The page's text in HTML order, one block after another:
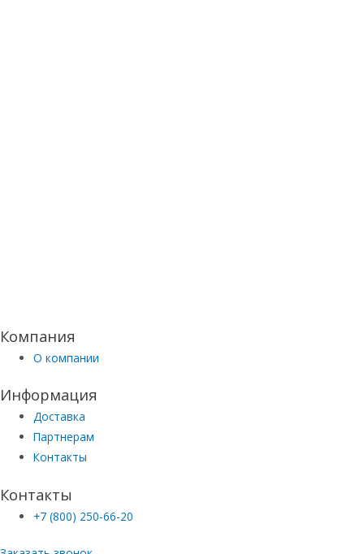
Компания
О компании
Информация
Доставка
Партнерам
Контакты
Контакты
+7 (800) 250-66-20